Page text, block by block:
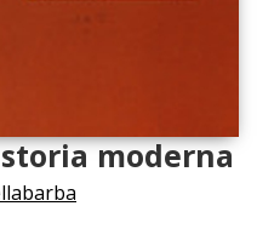
moderna